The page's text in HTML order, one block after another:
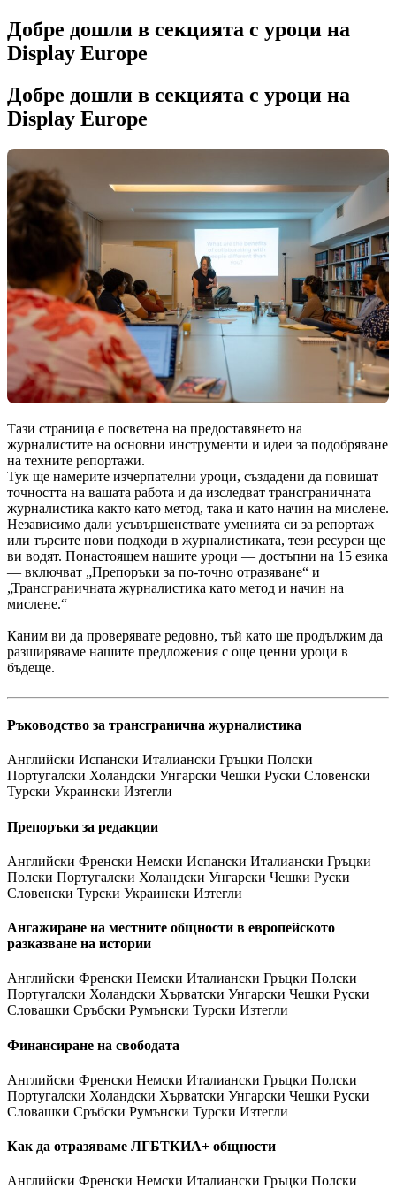
Добре дошли в секцията с уроци на
Display Europe
Добре дошли в секцията с уроци на
Display Europe
Тази страница е посветена на предоставянето на
журналистите на основни инструменти и идеи за подобряване
на техните репортажи.
Тук ще намерите изчерпателни уроци, създадени да повишат
точността на вашата работа и да изследват трансграничната
журналистика както като метод, така и като начин на мислене.
Независимо дали усъвършенствате уменията си за репортаж
или търсите нови подходи в журналистиката, тези ресурси ще
ви водят. Понастоящем нашите уроци — достъпни на 15 езика
— включват „Препоръки за по-точно отразяване“ и
„Трансграничната журналистика като метод и начин на
мислене.“
Каним ви да проверявате редовно, тъй като ще продължим да
разширяваме нашите предложения с още ценни уроци в
бъдеще.
Ръководство за трансгранична журналистика
Английски Испански Италиански Гръцки Полски
Португалски Холандски Унгарски Чешки Руски Словенски
Турски Украински Изтегли
Препоръки за редакции
Английски Френски Немски Испански Италиански Гръцки
Полски Португалски Холандски Унгарски Чешки Руски
Словенски Турски Украински Изтегли
Ангажиране на местните общности в европейското
разказване на истории
Английски Френски Немски Италиански Гръцки Полски
Португалски Холандски Хърватски Унгарски Чешки Руски
Словашки Сръбски Румънски Турски Изтегли
Финансиране на свободата
Английски Френски Немски Италиански Гръцки Полски
Португалски Холандски Хърватски Унгарски Чешки Руски
Словашки Сръбски Румънски Турски Изтегли
Как да отразяваме ЛГБТКИА+ общности
Английски Френски Немски Италиански Гръцки Полски